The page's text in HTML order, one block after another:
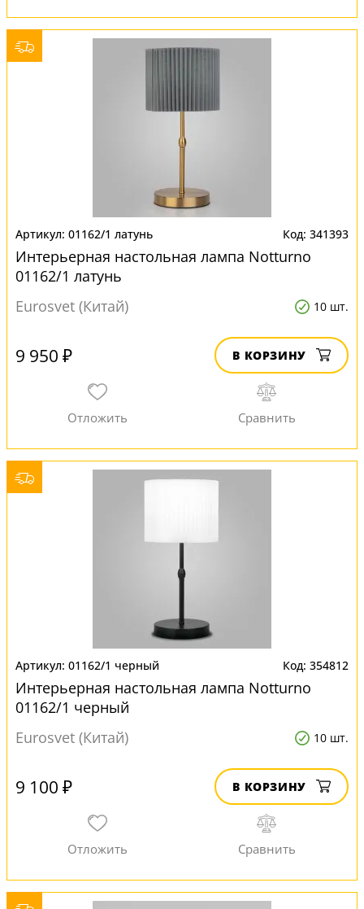
01162/1 латунь 341393
Интерьерная настольная лампа Notturno
01162/1 латунь
Eurosvet (Китай)
10 шт.
9 950 ₽ В КОРЗИНУ
01162/1 черный 354812
Интерьерная настольная лампа Notturno
01162/1 черный
Eurosvet (Китай)
10 шт.
9 100 ₽ В КОРЗИНУ